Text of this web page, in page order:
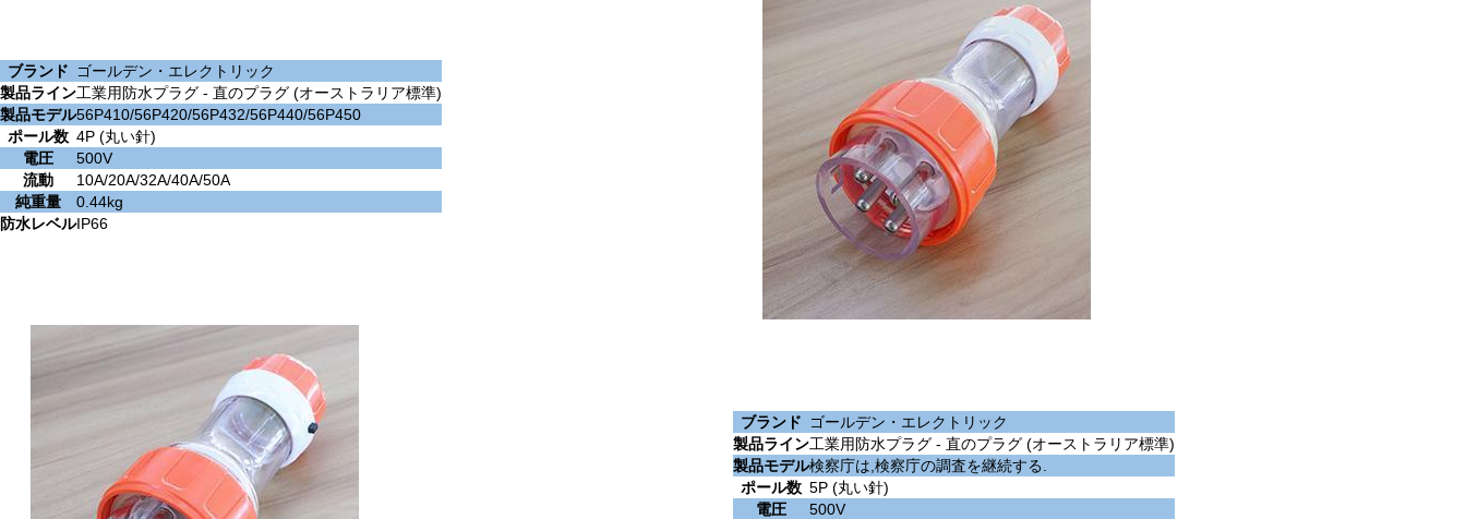
ブランド
ゴールデン・エレクトリック
製品ライン工業用防水プラグ - 直のプラグ (オーストラリア標準)
製品モデル56P410/56P420/56P432/56P440/56P450
ポール数 4P (丸い針)
電圧
500V
流動
10A/20A/32A/40A/50A
純重量
0.44kg
防水レベルIP66
ブランド
ゴールデン・エレクトリック
製品ライン工業用防水プラグ - 直のプラグ (オーストラリア標準)
製品モデル検察庁は,検察庁の調査を継続する.
ポール数 5P (丸い針)
電圧
500V